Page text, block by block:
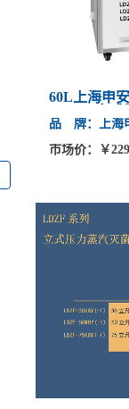
60L上海申
品 牌：上海
市场价：￥